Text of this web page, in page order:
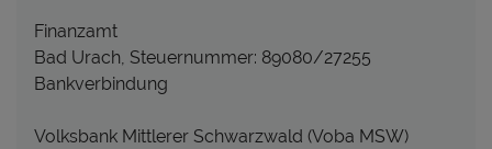
Finanzamt
Bad Urach, Steuernummer: 89080/27255
Bankverbindung
Volksbank Mittlerer Schwarzwald (Voba MSW)